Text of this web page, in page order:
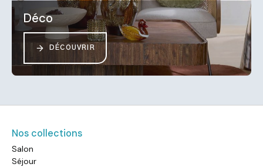
Déco
DÉCOUVRIR
Nos collections
Salon
Séjour